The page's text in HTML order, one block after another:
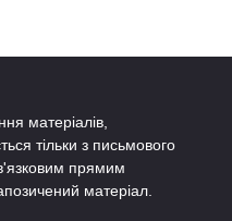
матеріалів,
тільки з письмового
прямим
матеріал.